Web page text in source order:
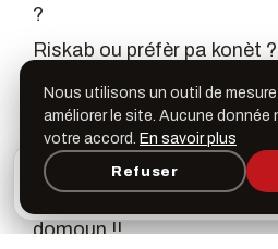
?
Riskab ou préfèr pa konèt
konèt !
Mi vé pa konèt sat ou wa,
koman ou wa amwin !
Kisa mi lé pou ou ? Kèl ou
domoun !!
L’appli Léspas
Programme, favoris & rappels sur
Nous utilisons un outil de mesure
améliorer le site. Aucune donnée
votre accord. En savoir plus
Refuser